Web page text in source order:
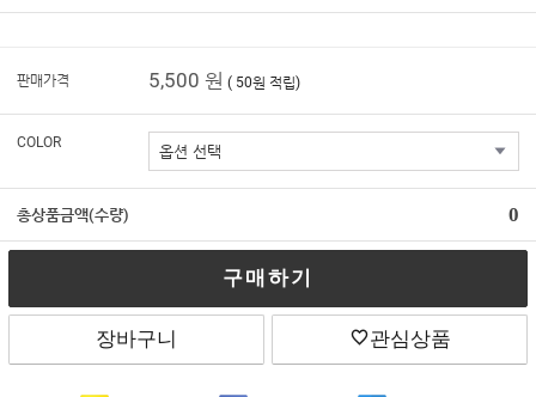
판매가격 5,500 원 ( 50원 적립)
COLOR
총상품금액(수량) 0
구매하기
장바구니 관심상품